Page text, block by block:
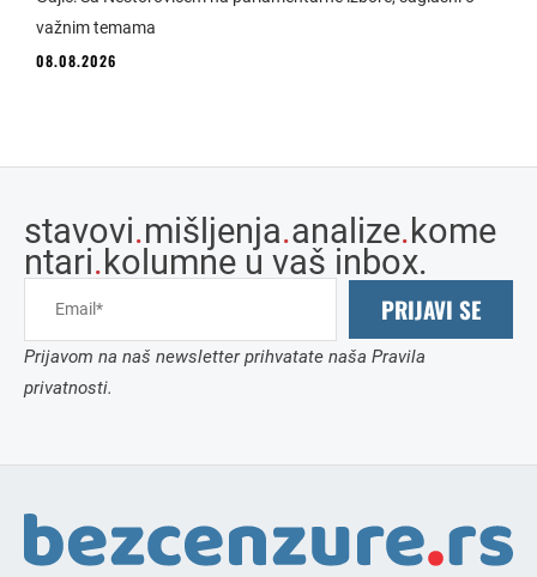
važnim temama
08.08.2026
stavovi.mišljenja.analize.kome
ntari.kolumne u vaš inbox.
PRIJAVI SE
Prijavom na naš newsletter prihvatate naša Pravila
privatnosti.